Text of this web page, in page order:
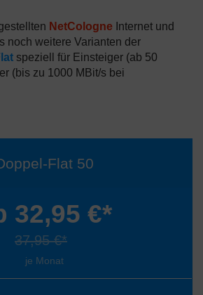
NetCologne Internet und
noch weitere Varianten der
speziell für Einsteiger (ab 50
(bis zu 1000 MBit/s bei
Flat 50
32,95 €*
37,95 €*
je Monat